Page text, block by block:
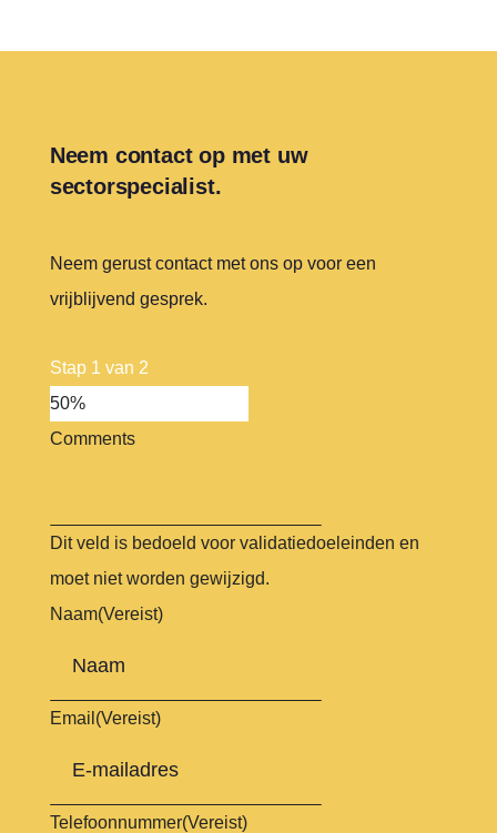
Neem contact op met uw
sectorspecialist.
Neem gerust contact met ons op voor een
vrijblijvend gesprek.
Stap 1 van 2
50%
Comments
Dit veld is bedoeld voor validatiedoeleinden en
moet niet worden gewijzigd.
Naam(Vereist)
Email (Vereist)
Telefoonnummer(Vereist)